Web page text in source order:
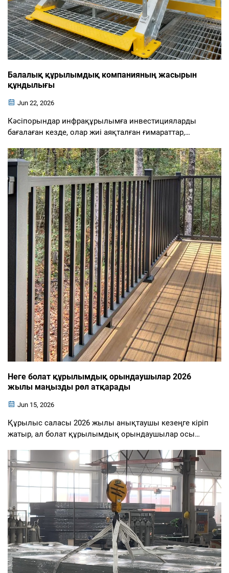
Балалық құрылымдық компанияның жасырын
құндылығы
Jun 22, 2026
Кәсіпорындар инфрақұрылымға инвестицияларды
бағалаған кезде, олар жиі аяқталған ғимараттар,
көрінетін нәтижелерге назар аударады. Алайда,
балалық құрылымдық компаниясының шынайы
құндылығы физикалық каркастан әлдеқайда аса
кетеді...
Неге болат құрылымдық орындаушылар 2026
жылы маңызды рөл атқарады
Jun 15, 2026
Құрылыс саласы 2026 жылы анықтаушы кезеңге кіріп
жатыр, ал болат құрылымдық орындаушылар осы
инфрақұрылымға деген қажеттілік күрделене түскен
сайын және жобалардың іске асу мерзімі қысқарақ
болған сайын, болат құрылымдардың...